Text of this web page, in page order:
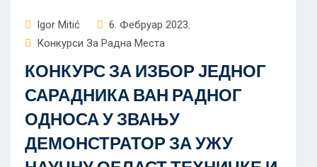
Igor Mitić
6. Фебруар 2023.
Конкурси За Радна Места
КОНКУРС ЗА ИЗБОР ЈЕДНОГ
САРАДНИКА ВАН РАДНОГ
ОДНОСА У ЗВАЊУ
ДЕМОНСТРАТОР ЗА УЖУ